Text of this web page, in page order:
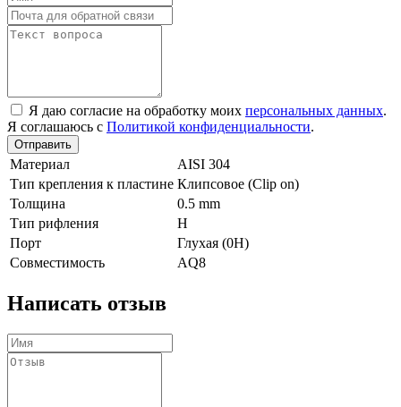
Я даю согласие на обработку моих персональных данных.
Я соглашаюсь с Политикой конфиденциальности.
Отправить
Материал
AISI 304
Тип крепления к пластине Клипсовое (Clip on)
Толщина
0.5 mm
Тип рифления
H
Порт
Глухая (0Н)
Совместимость
AQ8
Написать отзыв